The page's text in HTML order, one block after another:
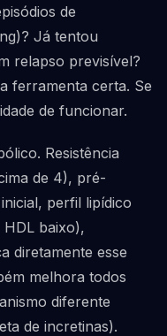
de
Já tentou
relapso previsível?
ferramenta certa. Se
de funcionar.
Resistência
de 4), pré-
perfil lipídico
baixo),
diretamente esse
melhora todos
diferente
de incretinas).